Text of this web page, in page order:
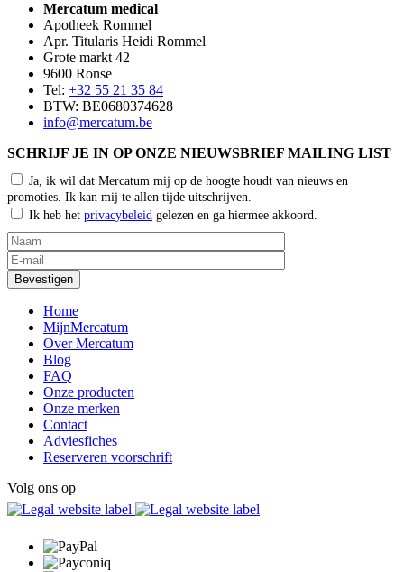
Mercatum medical
Apotheek Rommel
Apr. Titularis Heidi Rommel
Grote markt 42
9600 Ronse
Tel: +32 55 21 35 84
BTW: BE0680374628
info@mercatum.be
SCHRIJF JE IN OP ONZE NIEUWSBRIEF MAILING LIST
Ja, ik wil dat Mercatum mij op de hoogte houdt van nieuws en
promoties. Ik kan mij te allen tijde uitschrijven.
Ik heb het privacybeleid gelezen en ga hiermee akkoord.
Home
MijnMercatum
Over Mercatum
Blog
FAQ
Onze producten
Onze merken
Contact
Adviesfiches
Reserveren voorschrift
Volg ons op